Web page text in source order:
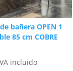
bañera OPEN 1
85 cm COBRE
incluido